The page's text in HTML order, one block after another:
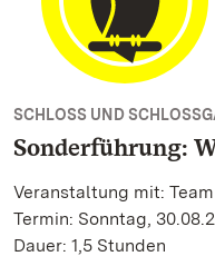
SCHLOSS UND
Sonderführung:
Veranstaltung mit:
Termin: Sonntag,
Dauer: 1,5 Stunden